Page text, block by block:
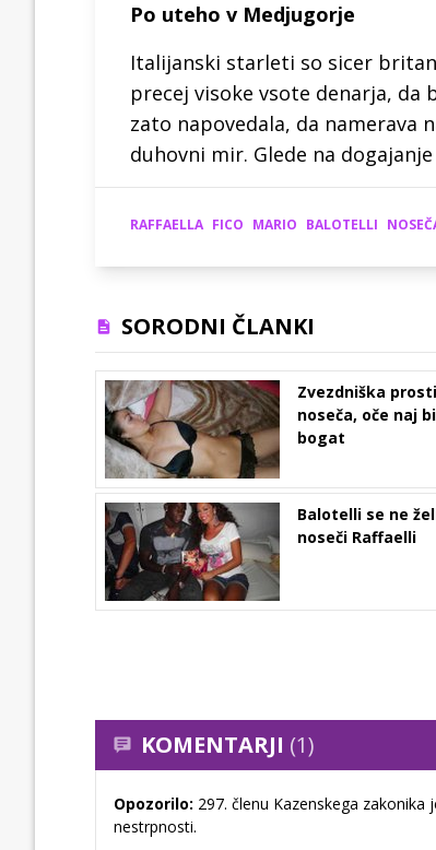
Po uteho v Medjugorje
Italijanski starleti so sicer
precej visoke vsote denarja, da
zato napovedala, da namerava
duhovni mir. Glede na
RAFFAELLA FICO MARIO BALOTELLI
SORODNI ČLANKI
Zvezdniška
noseča, oče naj
bogat
Balotelli se ne
noseči Raffaelli
KOMENTARJI (1)
Opozorilo: 297. členu Kazenskega
nestrpnosti.